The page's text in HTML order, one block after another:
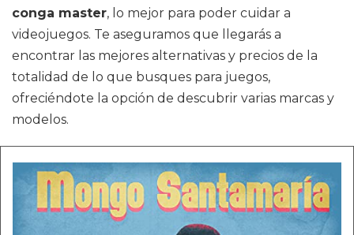
conga master, lo mejor para poder cuidar a
videojuegos. Te aseguramos que llegarás a
encontrar las mejores alternativas y precios de la
totalidad de lo que busques para juegos,
ofreciéndote la opción de descubrir varias marcas y
modelos.